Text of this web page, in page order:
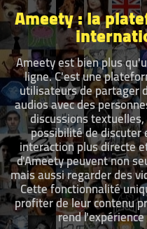
Ameety : la
Ameety est bien plus
ligne. C'est une
utilisateurs de partager
audios avec des
discussions
possibilité de discuter
interaction plus directe
d'Ameety peuvent non
mais aussi regarder des
Cette fonctionnalité
profiter de leur contenu
rend